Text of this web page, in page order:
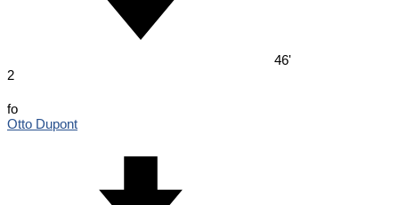
46'
2
fo
Otto Dupont